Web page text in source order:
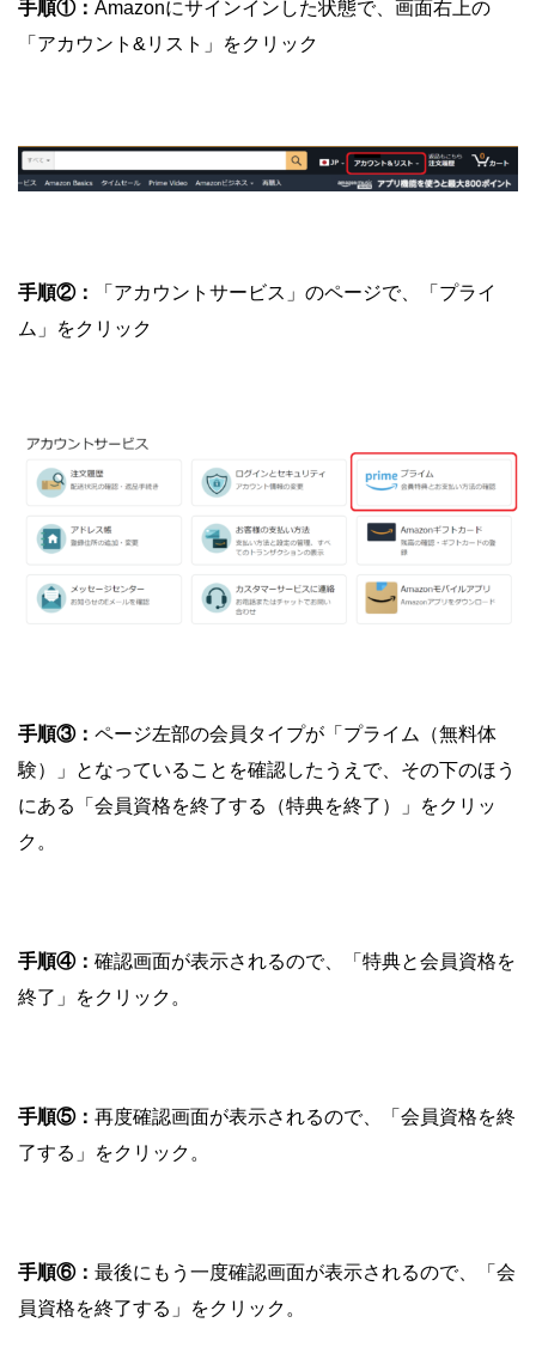
手順①： Amazonにサインインした状態で、画面右上の
「アカウント&リスト」をクリック
手順②：
「アカウントサービス」のページで、「プライ
ム」をクリック
手順③： ページ左部の会員タイプが「プライム（無料体
験）」となっていることを確認したうえで、その下のほう
にある「会員資格を終了する（特典を終了）」をクリッ
ク。
手順④： 確認画面が表示されるので、「特典と会員資格を
終了」をクリック。
手順⑤： 再度確認画面が表示されるので、「会員資格を終
了する」をクリック。
手順⑥： 最後にもう一度確認画面が表示されるので、「会
員資格を終了する」をクリック。